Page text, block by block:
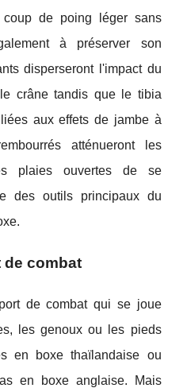
de poing léger sans
à préserver son
disperseront l'impact du
crâne tandis que le tibia
aux effets de jambe à
atténueront les
plaies ouvertes de se
des outils principaux du
combat
de combat qui se joue
les genoux ou les pieds
en boxe thaïlandaise ou
en boxe anglaise. Mais